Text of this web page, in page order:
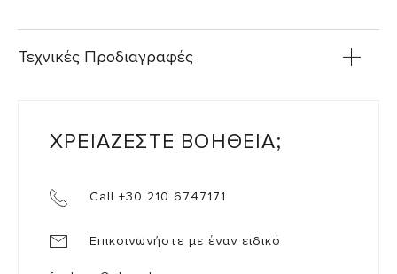
Τεχνικές Προδιαγραφές
ΧΡΕΙΑΖΕΣΤΕ ΒΟΗΘΕΙΑ;
Call +30 210 6747171
Επικοινωνήστε με έναν ειδικό